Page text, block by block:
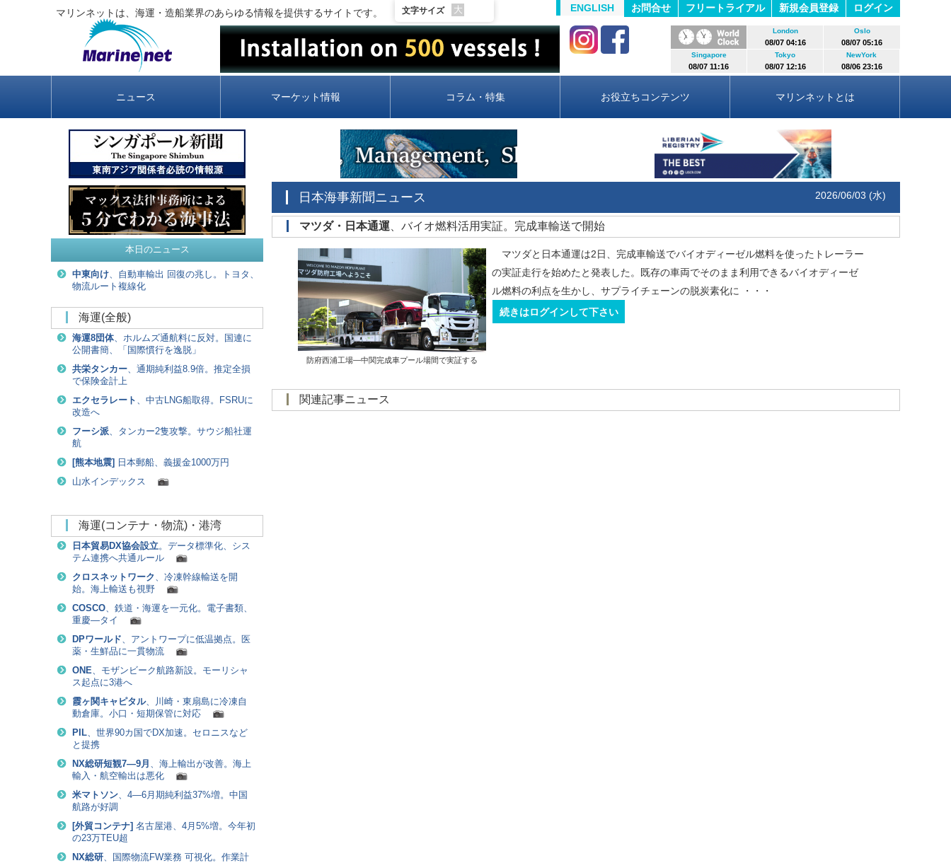
マリンネットは、海運・造船業界のあらゆる情報を提供するサイトです。 文字サイズ 大 ログイン
新規会員登録
フリートライアル
お問合せ
ENGLISH
Oslo
08/07 05:16
London
08/07 04:16
NewYork
08/06 23:16
Tokyo
08/07 12:16
Singapore
08/07 11:16
ニュース マーケット情報 コラム・特集 お役立ちコンテンツ マリンネットとは
日本海事新聞ニュース 2026/06/03 (水)
マツダ・日本通運、バイオ燃料活用実証。完成車輸送で開始
防府西浦工場―中関完成車プール場間で実証する
マツダと日本通運は2日、完成車輸送でバイオディーゼル燃料を使ったトレーラー
の実証走行を始めたと発表した。既存の車両でそのまま利用できるバイオディーゼ
ル燃料の利点を生かし、サプライチェーンの脱炭素化に
・・・
続きはログインして下さい
関連記事ニュース
本日のニュース
中東向け 、自動車輸出 回復の兆し。トヨタ、
物流ルート複線化
海運(全般)
海運8団体 、ホルムズ通航料に反対。国連に
公開書簡、「国際慣行を逸脱」
共栄タンカー 、通期純利益8.9倍。推定全損
で保険金計上
エクセラレート
、中古LNG船取得。FSRUに
改造へ
フーシ派 、タンカー2隻攻撃。サウジ船社運
航
[熊本地震]
日本郵船、義援金1000万円
山水インデックス
海運(コンテナ・物流)・港湾
日本貿易DX協会設立。データ標準化、シス
テム連携へ共通ルール
クロスネットワーク
、冷凍幹線輸送を開
始。海上輸送も視野
COSCO 、鉄道・海運を一元化。電子書類、
重慶―タイ
DPワールド 、アントワープに低温拠点。医
薬・生鮮品に一貫物流
ONE 、モザンビーク航路新設。モーリシャ
ス起点に3港へ
霞ヶ関キャピタル、川崎・東扇島に冷凍自
動倉庫。小口・短期保管に対応
PIL 、世界90カ国でDX加速。セロニスなど
と提携
NX総研短観7―9月
、海上輸出が改善。海上
輸入・航空輸出は悪化
米マトソン 、4―6月期純利益37%増。中国
航路が好調
[外貿コンテナ] 名古屋港、4月5%増。今年初
の23万TEU超
NX総研 、国際物流FW業務 可視化。作業計